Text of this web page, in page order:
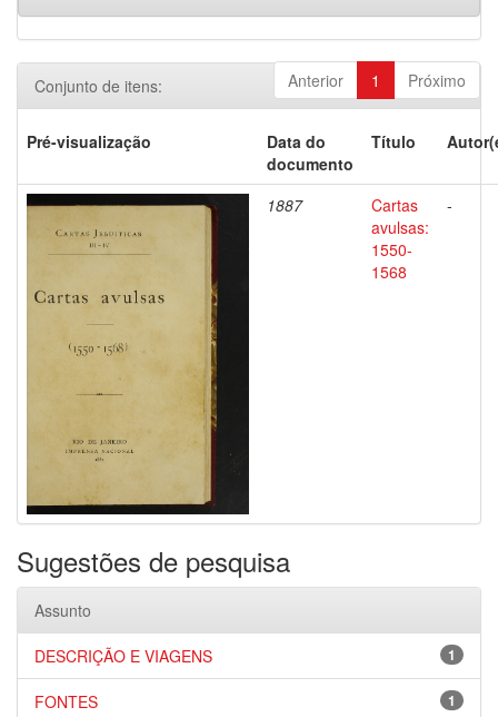
Anterior 1 Próximo
Conjunto de itens:
Pré-visualização
Data do
documento
Título
1887
Cartas
avulsas:
1550-
1568
-
Sugestões de pesquisa
Assunto
1
DESCRIÇÃO E VIAGENS
1
FONTES